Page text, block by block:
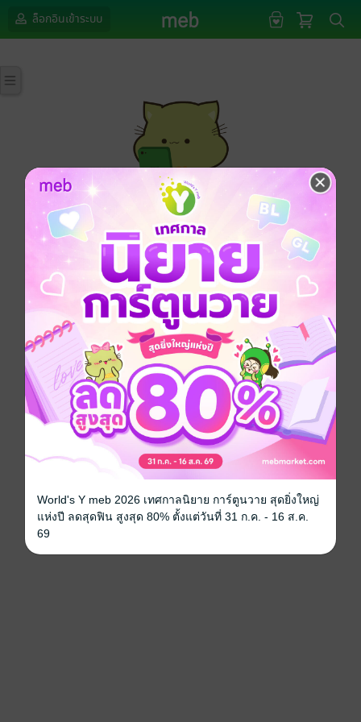
ล็อกอินเข้าระบบ
กรุณาเข้าสู่ระบบก่อนดำเนินรายการด้วยค่ะ
ล็อกอินเข้าระบบ
World's Y meb 2026 เทศกาลนิยาย การ์ตูนวาย สุดยิ่งใหญ่
แห่งปี ลดสุดฟิน สูงสุด 80% ตั้งแต่วันที่ 31 ก.ค. - 16 ส.ค.
69